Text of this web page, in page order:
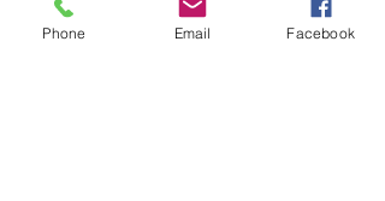
onde há uma ligação entre as
tramas.
Phone Email Facebook